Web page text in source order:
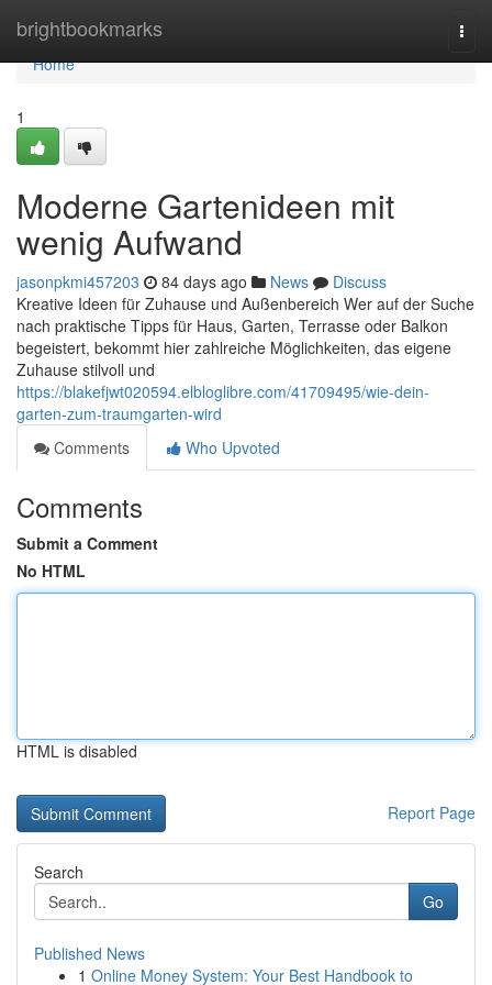
brightbookmarks
Home
Home
1
Moderne Gartenideen mit
wenig Aufwand
jasonpkmi457203 84 days ago News
Discuss
Kreative Ideen für Zuhause und Außenbereich Wer auf der Suche
nach praktische Tipps für Haus, Garten, Terrasse oder Balkon
begeistert, bekommt hier zahlreiche Möglichkeiten, das eigene
Zuhause stilvoll und
https://blakefjwt020594.elbloglibre.com/41709495/wie-dein-
garten-zum-traumgarten-wird
Comments
Who Upvoted
Comments
Submit a Comment
No HTML
HTML is disabled
Report Page
Search
Go
Published News
1 Online Money System: Your Best Handbook to